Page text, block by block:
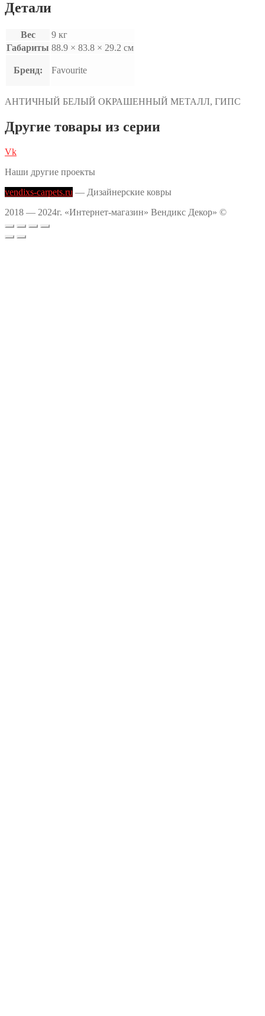
Детали
Вес
9 кг
Габариты 88.9 × 83.8 × 29.2 см
Бренд: Favourite
АНТИЧНЫЙ БЕЛЫЙ ОКРАШЕННЫЙ МЕТАЛЛ, ГИПС
Другие товары из серии
Vk
Наши другие проекты
vendixs-carpets.ru — Дизайнерские ковры
2018 — 2024г. «Интернет-магазин» Вендикс Декор» ©